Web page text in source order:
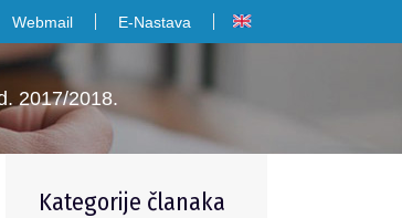
Webmail E-Nastava
2017/2018.
Kategorije članaka